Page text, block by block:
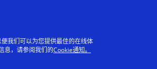
支付数据
DSS 合
定期结算、全球税务
计算、货币兑换等。
您业务需
案。
与我们合作，提升您
的业务能力。
施我们的
级别指
注册创建评估账户。
档和其他
详细了解我们的服务
如何为您的业务提供
务经营和
您是否热衷于支付技
术？来加入我们的团
我们可以为您提供最佳的在线体
息，请参阅我们的Cookie通知。